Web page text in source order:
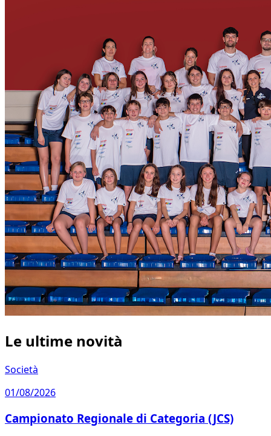
Le ultime novità
Società
01/08/2026
Campionato Regionale di Categoria (JCS)